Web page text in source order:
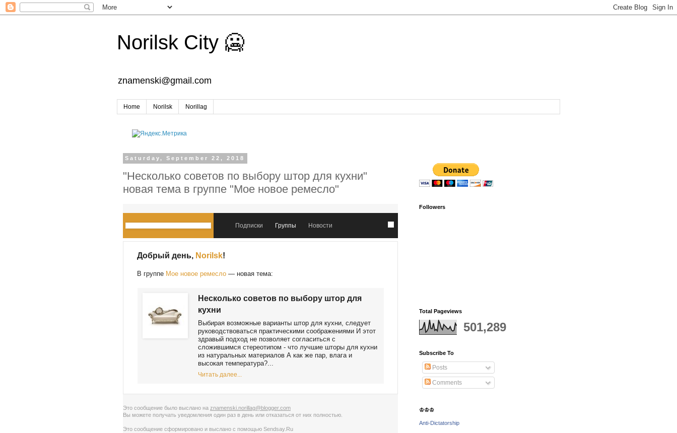
Norilsk City 🥶
znamenski@gmail.com
Home Norilsk Norillag
Saturday, September 22, 2018
"Несколько советов по выбору штор для кухни"
новая тема в группе "Мое новое ремесло"
Подписки Группы Новости
Добрый день, Norilsk!
В группе Мое новое ремесло — новая тема:
Несколько советов по выбору штор для
кухни
Выбирая возможные варианты штор для кухни, следует
руководствоваться практическими соображениями И этот
здравый подход не позволяет согласиться с
сложившимся стереотипом - что лучшие шторы для кухни
из натуральных материалов А как же пар, влага и
высокая температура?...
Читать далее...
Это сообщение было выслано на znamenski.norillag@blogger.com
Вы можете получать уведомления один раз в день или отказаться от них полностью
Это сообщение сформировано и выслано с помощью Sendsay.Ru
Followers
Total Pageviews
501,289
Subscribe To
Posts
Comments
♔♔♔
Anti-Dictatorship